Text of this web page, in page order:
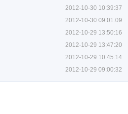
2012-10-30 10:39:37
2012-10-30 09:01:09
2012-10-29 13:50:16
2012-10-29 13:47:20
2012-10-29 10:45:14
2012-10-29 09:00:32